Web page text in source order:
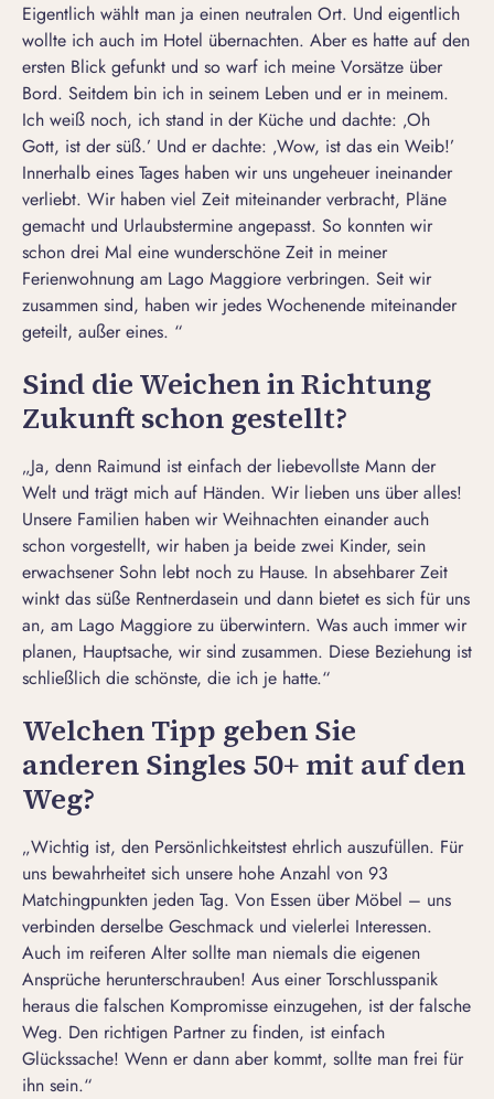
Eigentlich wählt man ja einen neutralen Ort. Und eigentlich
wollte ich auch im Hotel übernachten. Aber es hatte auf den
ersten Blick gefunkt und so warf ich meine Vorsätze über
Bord. Seitdem bin ich in seinem Leben und er in meinem.
Ich weiß noch, ich stand in der Küche und dachte: ‚Oh
Gott, ist der süß.’ Und er dachte: ‚Wow, ist das ein Weib!’
Innerhalb eines Tages haben wir uns ungeheuer ineinander
verliebt. Wir haben viel Zeit miteinander verbracht, Pläne
gemacht und Urlaubstermine angepasst. So konnten wir
schon drei Mal eine wunderschöne Zeit in meiner
Ferienwohnung am Lago Maggiore verbringen. Seit wir
zusammen sind, haben wir jedes Wochenende miteinander
geteilt, außer eines. “
Sind die Weichen in Richtung
Zukunft schon gestellt?
„Ja, denn Raimund ist einfach der liebevollste Mann der
Welt und trägt mich auf Händen. Wir lieben uns über alles!
Unsere Familien haben wir Weihnachten einander auch
schon vorgestellt, wir haben ja beide zwei Kinder, sein
erwachsener Sohn lebt noch zu Hause. In absehbarer Zeit
winkt das süße Rentnerdasein und dann bietet es sich für uns
an, am Lago Maggiore zu überwintern. Was auch immer wir
planen, Hauptsache, wir sind zusammen. Diese Beziehung ist
schließlich die schönste, die ich je hatte.“
Welchen Tipp geben Sie
anderen Singles 50+ mit auf den
Weg?
„Wichtig ist, den Persönlichkeitstest ehrlich auszufüllen. Für
uns bewahrheitet sich unsere hohe Anzahl von 93
Matchingpunkten jeden Tag. Von Essen über Möbel – uns
verbinden derselbe Geschmack und vielerlei Interessen.
Auch im reiferen Alter sollte man niemals die eigenen
Ansprüche herunterschrauben! Aus einerTorschlusspanik
heraus die falschen Kompromisse einzugehen, ist der falsche
Weg. Den richtigen Partner zu finden, ist einfach
Glückssache! Wenn er dann aber kommt, sollte man frei für
ihn sein.“